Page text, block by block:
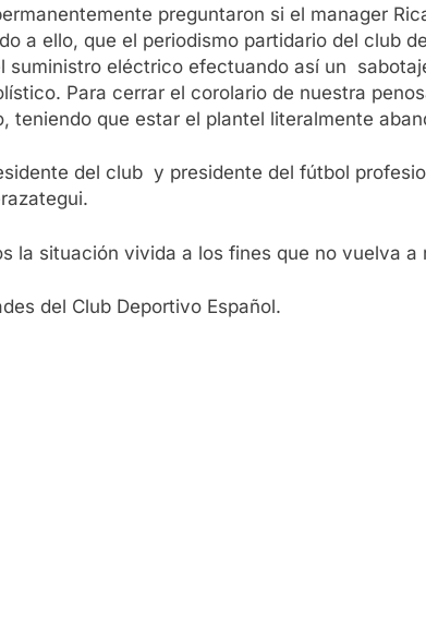
preguntaron si el manager
a ello, que el periodismo partidario del club
eléctrico efectuando así un
Para cerrar el corolario de nuestra
teniendo que estar el plantel literalmente
del club y presidente del fútbol
la situación vivida a los fines que no vuelva
del Club Deportivo Español.